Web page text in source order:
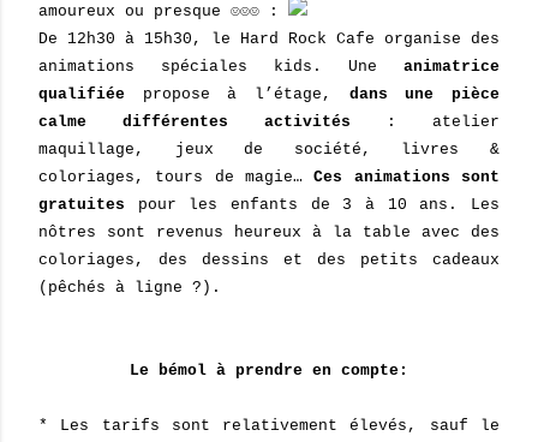
amoureux ou presque ☺☺☺ :
De 12h30 à 15h30, le Hard Rock Cafe organise des
animations spéciales kids. Une animatrice
qualifiée propose à l’étage, dans une pièce
calme différentes activités : atelier
maquillage, jeux de société, livres &
coloriages, tours de magie…Ces animations sont
gratuites pour les enfants de 3 à 10 ans. Les
nôtres sont revenus heureux à la table avec des
coloriages, des dessins et des petits cadeaux
(pêchés à ligne ?).
Le bémol à prendre en compte:
* Les tarifs sont relativement élevés, sauf le